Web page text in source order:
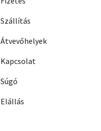
Szállítás
Átvevőhelyek
Kapcsolat
Súgó
Elállás